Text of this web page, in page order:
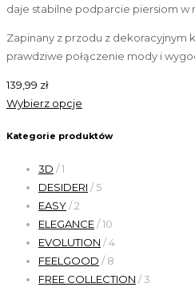
daje stabilne podparcie piersiom w
Zapinany z przodu z dekoracyjnym
prawdziwe połączenie mody i
139,99 zł
Wybierz opcje
Kategorie produktów
3D / 1
DESIDERI / 5
EASY/ 2
ELEGANCE/ 10
EVOLUTION / 4
FEELGOOD / 8
FREE COLLECTION / 3